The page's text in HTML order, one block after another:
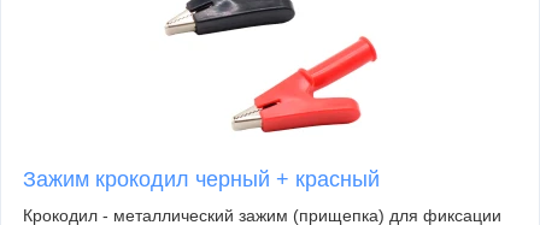
Зажим крокодил черный + красный
Крокодил - металлический зажим (прищепка) для фиксации